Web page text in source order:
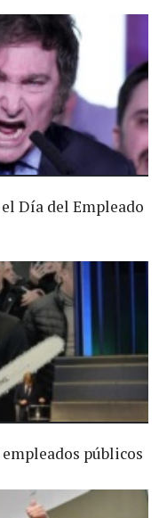
Día del Empleado
públicos